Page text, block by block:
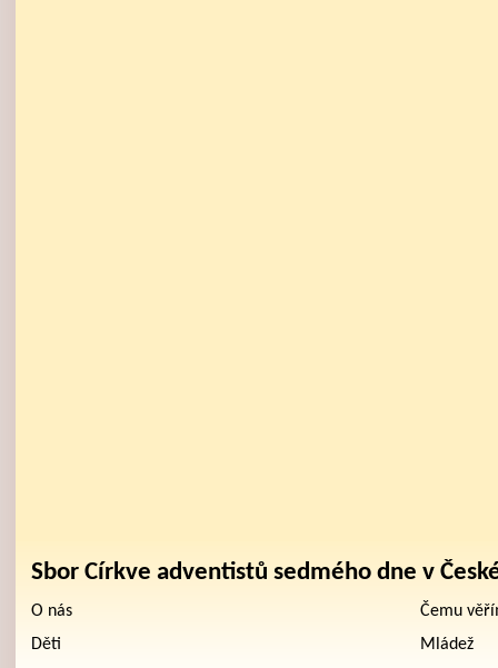
Sbor Církve adventistů sedmého dne v
O nás
Čemu
Děti
Mládež